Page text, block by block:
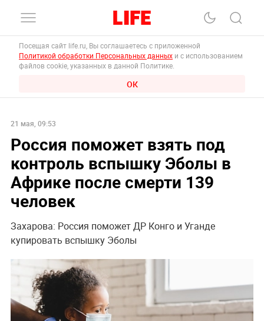
Посещая сайт life.ru, Вы соглашаетесь с приложенной
Политикой обработки Персональных данных и с использованием
файлов cookie, указанных в данной Политике.
ОК
21 мая, 09:53
Россия поможет взять под
контроль вспышку Эболы в
Африке после смерти 139
человек
Захарова: Россия поможет ДР Конго и Уганде
купировать вспышку Эболы